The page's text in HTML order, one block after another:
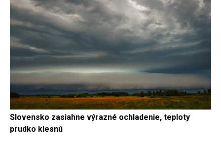
Slovensko zasiahne výrazné ochladenie, teploty
prudko klesnú